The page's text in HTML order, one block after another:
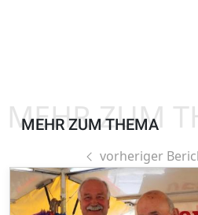
MEHR ZUM THEMA
MEHR ZUM
vorheriger